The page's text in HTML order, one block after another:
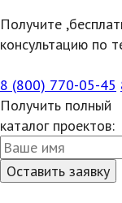
Получите
консультацию по
8 (800) 770-05-45
Получить полный
каталог проектов: